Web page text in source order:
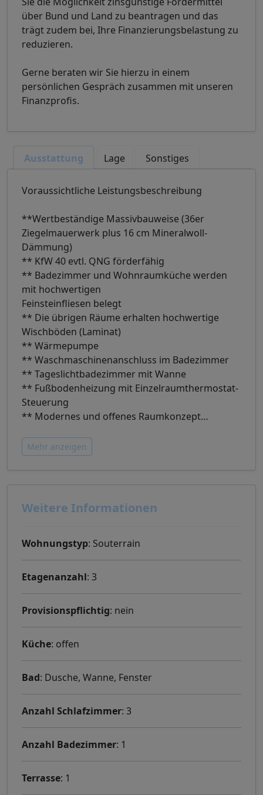
über Bund und Land zu beantragen und das
trägt zudem bei, Ihre Finanzierungsbelastung zu
reduzieren.
Gerne beraten wir Sie hierzu in einem
persönlichen Gespräch zusammen mit unseren
Finanzprofis.
Ausstattung Lage Sonstiges
Voraussichtliche Leistungsbeschreibung
**Wertbeständige Massivbauweise (36er
Ziegelmauerwerk plus 16 cm Mineralwoll-
Dämmung)
** KfW 40 evtl. QNG förderfähig
** Badezimmer und Wohnraumküche werden
mit hochwertigen
Feinsteinfliesen belegt
** Die übrigen Räume erhalten hochwertige
Wischböden (Laminat)
** Wärmepumpe
** Waschmaschinenanschluss im Badezimmer
** Tageslichtbadezimmer mit Wanne
** Fußbodenheizung mit Einzelraumthermostat-
Steuerung
** Modernes und offenes Raumkonzept…
Mehr anzeigen
Weitere Informationen
Wohnungstyp: Souterrain
Etagenanzahl: 3
Provisionspflichtig: nein
Küche: offen
Bad: Dusche, Wanne, Fenster
Anzahl Schlafzimmer: 3
Anzahl Badezimmer: 1
Terrasse: 1